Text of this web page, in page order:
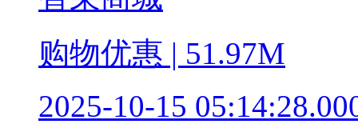
购物优惠 | 51.97M
2025-10-15